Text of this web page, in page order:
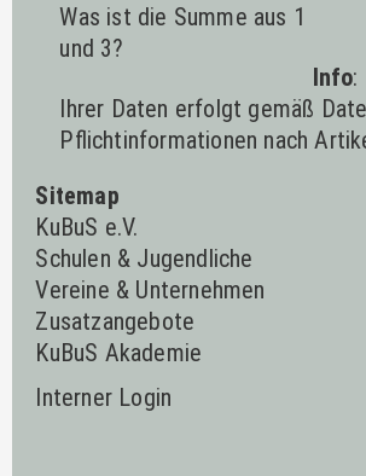
Was ist die Summe aus 1
und 3?
Info:
Ihrer Daten erfolgt gemäß
Pflichtinformationen nach
Sitemap
KuBuS e.V.
Schulen & Jugendliche
Vereine & Unternehmen
Zusatzangebote
KuBuS Akademie
Interner Login